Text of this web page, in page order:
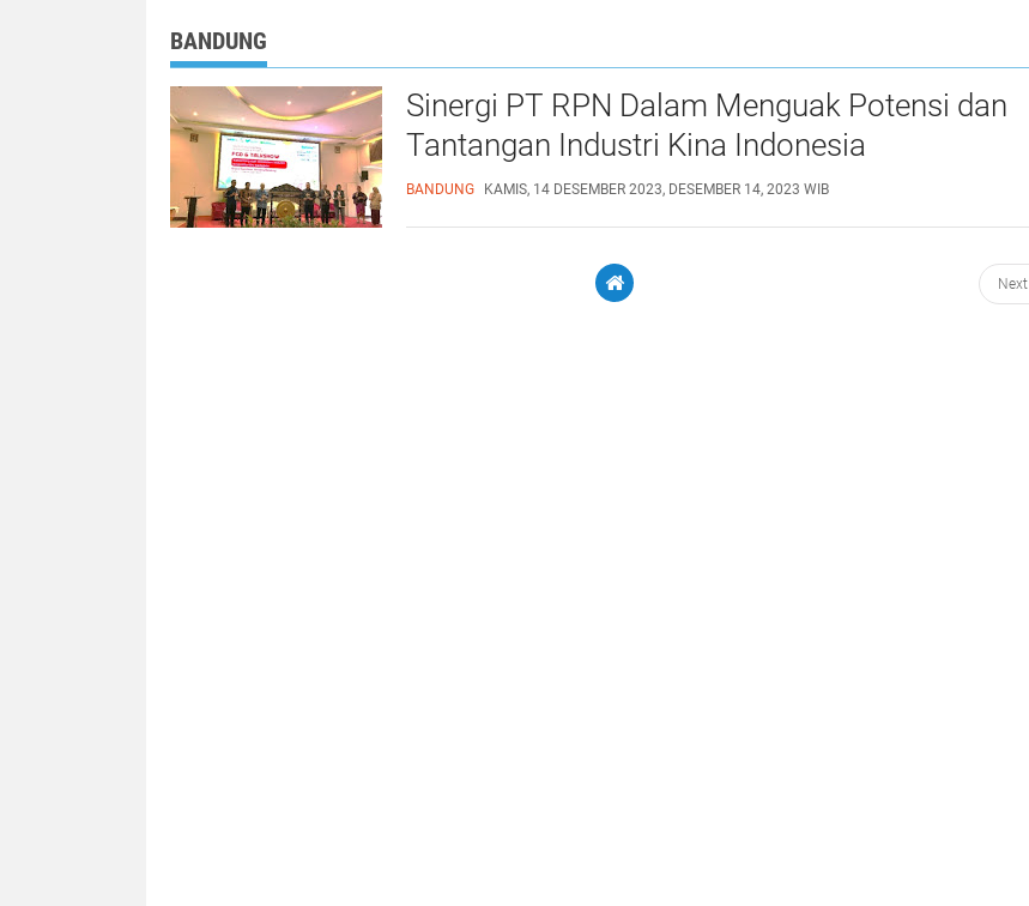
BANDUNG
Sinergi PT RPN Dalam Menguak Potensi dan
Tantangan Industri Kina Indonesia
BANDUNG KAMIS, 14 DESEMBER 2023, DESEMBER 14, 2023 WIB
Next